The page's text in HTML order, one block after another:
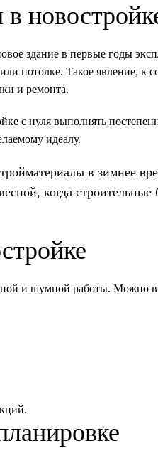
здание в первые годы
потолке. Такое явление, к
и ремонта.
с нуля выполнять
идеалу.
в зимнее
когда строительные
и шумной работы. Можно